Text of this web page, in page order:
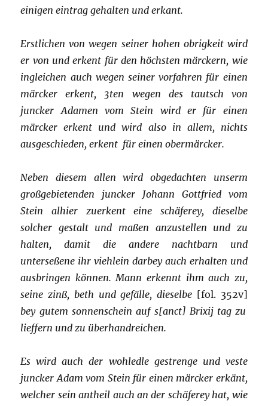
einigen eintrag gehalten und erkant.
Erstlichen von wegen seiner hohen obrigkeit wird
er von und erkent für den höchsten märckern, wie
ingleichen auch wegen seiner vorfahren für einen
märcker erkent, 3ten wegen des tautsch von
juncker Adamen vom Stein wird er für einen
märcker erkent und wird also in allem, nichts
ausgeschieden, erkent für einen obermärcker.
Neben diesem allen wird obgedachten unserm
großgebietenden juncker Johann Gottfried vom
Stein alhier zuerkent eine schäferey, dieselbe
solcher gestalt und maßen anzustellen und zu
halten, damit die andere nachtbarn und
unterseßene ihr viehlein darbey auch erhalten und
ausbringen können. Mann erkennt ihm auch zu,
seine zinß, beth und gefälle, dieselbe [fol. 352v]
bey gutem sonnenschein auf s[anct] Brixij tag zu
lieffern und zu überhandreichen.
Es wird auch der wohledle gestrenge und veste
juncker Adam vom Stein für einen märcker erkänt,
welcher sein antheil auch an der schäferey hat, wie